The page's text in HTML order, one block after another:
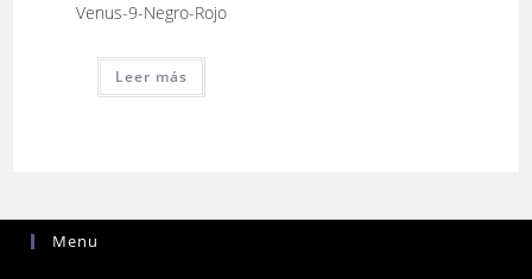
Venus-9-Negro-Rojo
Leer más
Menu